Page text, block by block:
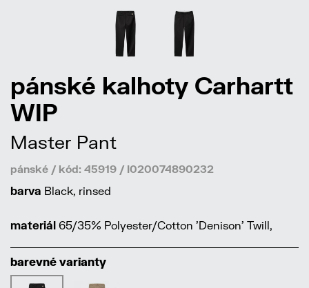
pánské kalhoty Carhartt
WIP
Master Pant
pánské / kód: 45919 / I020074890232
barva Black, rinsed
materiál 65/35% Polyester/Cotton 'Denison' Twill,
barevné varianty